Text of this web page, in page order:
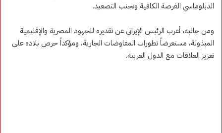
الدبلوماسي الفرصة الكافية وتجنب التصعيد.
ومن جانبه، أعرب الرئيس الإيراني عن تقديره للجهود المصرية والإقليمية
المبذولة، مستعرضاً تطورات المفاوضات الجارية، ومؤكداً حرص بلاده على
تعزيز العلاقات مع الدول العربية.